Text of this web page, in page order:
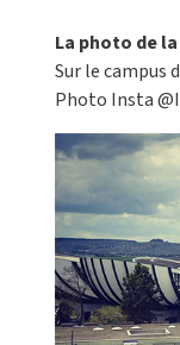
La photo de
Sur le campus
Photo Insta